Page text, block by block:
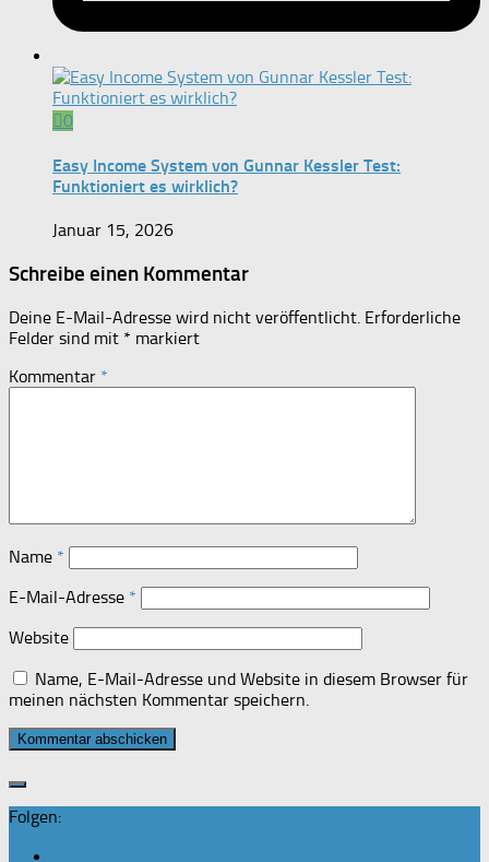
0
Easy Income System von Gunnar Kessler Test:
Funktioniert es wirklich?
Januar 15, 2026
Schreibe einen Kommentar
Deine E-Mail-Adresse wird nicht veröffentlicht. Erforderliche
Felder sind mit * markiert
Kommentar *
Name *
E-Mail-Adresse *
Website
Name, E-Mail-Adresse und Website in diesem Browser für
meinen nächsten Kommentar speichern.
Folgen: